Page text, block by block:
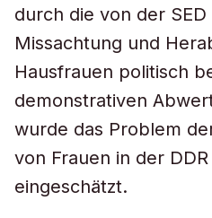
durch die von der
Missachtung und
Hausfrauen politisch
demonstrativen
wurde das Problem
von Frauen in der
eingeschätzt.